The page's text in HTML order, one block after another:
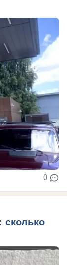
0
сколько